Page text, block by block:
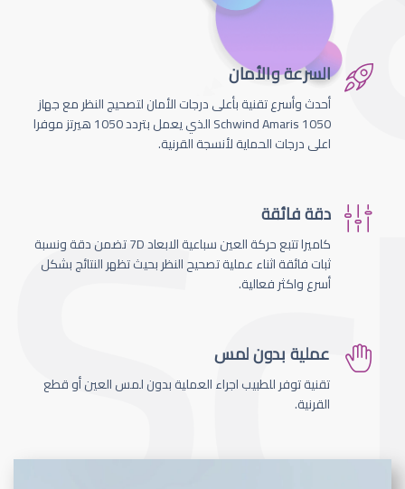
السرعة والأمان
أحدث وأسرع تقنية بأعلى درجات الأمان لتصحيج النظر مع جهاز
Schwind Amaris 1050 الذي يعمل بتردد 1050 هيرتز موفرا
اعلى درجات الحماية لأنسجة القرنية.
دقة فائقة
كاميرا تتبع حركة العين سباعية الابعاد 7D تضمن دقة ونسبة
ثبات فائقة اثناء عملية تصحيح النظر بحيث تظهر النتائج بشكل
أسرع واكثر فعالية.
عملية بدون لمس
تقنية توفر للطبيب اجراء العملية بدون لمس العين أو قطع
القرنية.